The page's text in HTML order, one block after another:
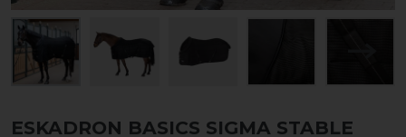
ESKADRON BASICS SIGMA STABLE